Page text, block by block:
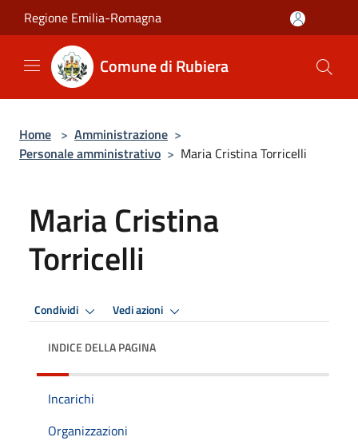
Salta al contenuto principale
Regione Emilia-Romagna
Comune di Rubiera
Home > Amministrazione >
Personale amministrativo > Maria Cristina Torricelli
Maria Cristina
Torricelli
Condividi Vedi azioni
INDICE DELLA PAGINA
Incarichi
Organizzazioni